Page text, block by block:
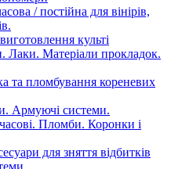
/ постійна для вінірів,
культі
Лаки. Матеріали прокладок.
та пломбування кореневих
Армуючі системи.
Пломби. Коронки і
для зняття відбитків